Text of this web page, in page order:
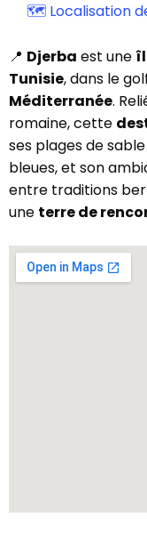
🗺️ Localisation
📍 Djerba est une
Tunisie, dans le
Méditerranée.
romaine, cette
ses plages de
bleues, et son
entre traditions
une terre de